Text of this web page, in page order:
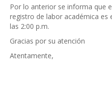
Por lo anterior se informa que
registro de labor académica es
las 2:00 p.m.
Gracias por su atención
Atentamente,